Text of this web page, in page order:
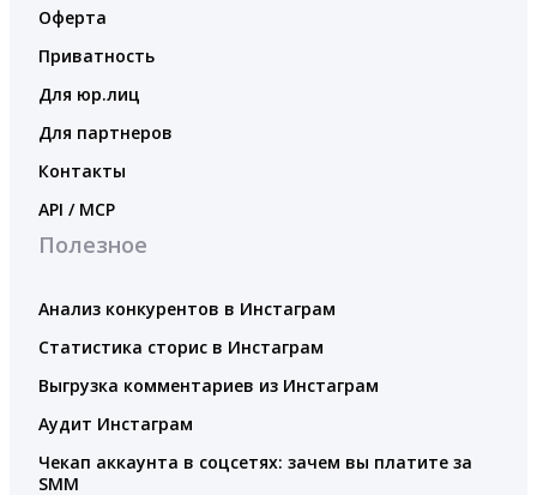
Оферта
Приватность
Для юр.лиц
Для партнеров
Контакты
API / MCP
Полезное
Анализ конкурентов в Инстаграм
Статистика сторис в Инстаграм
Выгрузка комментариев из Инстаграм
Аудит Инстаграм
Чекап аккаунта в соцсетях: зачем вы платите за
SMM